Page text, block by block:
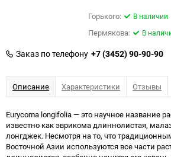
Горького: В наличии
Пермякова: В
Заказ по телефону +7 (3452) 90-90-90
Описание Характеристики Отзывы
Eurycoma longifolia — это научное название
известно как эврикома длиннолистая,
лонгджек. Несмотря на то, что
Восточной Азии используются все части